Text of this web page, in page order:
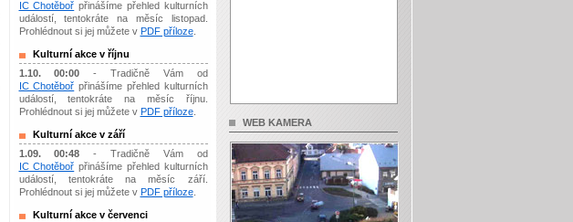
IC Chotěboř přinášíme přehled kulturních
událostí, tentokráte na měsíc listopad.
Prohlédnout si jej můžete v PDF příloze.
Kulturní akce v říjnu
1.10. 00:00 - Tradičně Vám od
IC Chotěboř přinášíme přehled kulturních
událostí, tentokráte na měsíc říjnu.
Prohlédnout si jej můžete v PDF příloze.
Kulturní akce v září
1.09. 00:48 - Tradičně Vám od
IC Chotěboř přinášíme přehled kulturních
událostí, tentokráte na měsíc září.
Prohlédnout si jej můžete v PDF příloze.
Kulturní akce v červenci
WEB KAMERA